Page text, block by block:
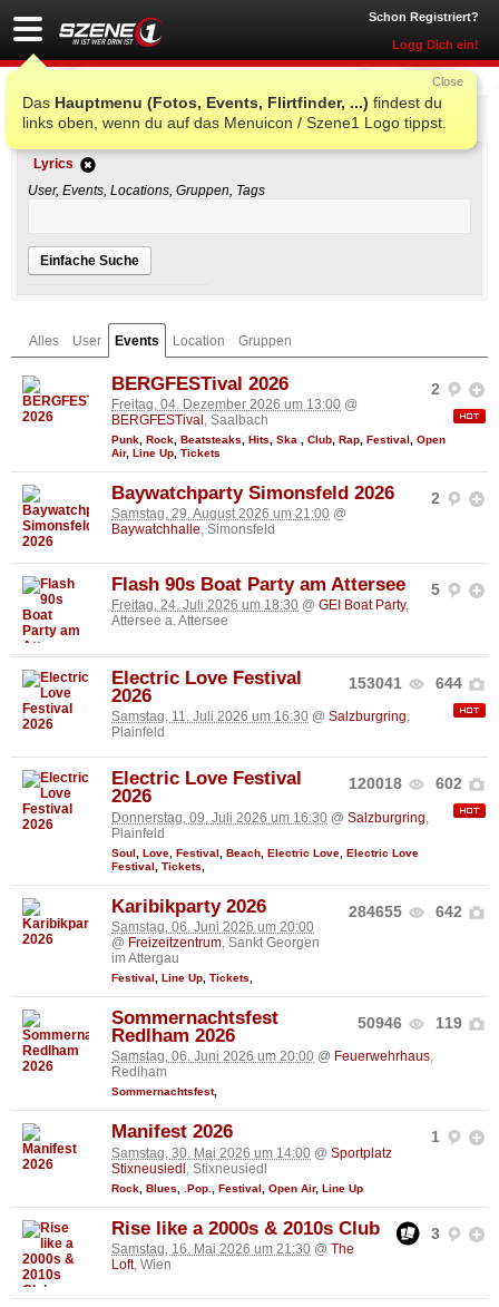
Schon Registriert?
Logg Dich ein!
Das Hauptmenu (Fotos, Events, Flirtfinder, ...) findest du
links oben, wenn du auf das Menuicon / Szene1 Logo tippst.
Close
Einfache Suche
Lyrics
User, Events, Locations, Gruppen, Tags
Einfache Suche
Alles User Events Location Gruppen
2
BERGFESTival 2026
Freitag, 04. Dezember 2026 um 13:00 @
BERGFESTival, Saalbach
Punk Rock Beatsteaks Hits Ska Club Rap Festival
Open
Air, Line Up Tickets
2
Baywatchparty Simonsfeld 2026
Samstag, 29. August 2026 um 21:00 @
Baywatchhalle, Simonsfeld
5
Flash 90s Boat Party am Attersee
Freitag, 24. Juli 2026 um 18:30 @ GEI Boat Party,
Attersee a. Attersee
153041 644
Electric Love Festival
2026
Samstag, 11. Juli 2026 um 16:30 @ Salzburgring,
Plainfeld
120018 602
Electric Love Festival
2026
Donnerstag, 09. Juli 2026 um 16:30 @ Salzburgring
Plainfeld
Soul Love Festival Beach Electric Love Electric Love
Festival
Tickets
284655 642
Karibikparty 2026
Samstag, 06. Juni 2026 um 20:00
@ Freizeitzentrum, Sankt Georgen
im Attergau
Festival Line Up Tickets
50946 119
Sommernachtsfest
Redlham 2026
Samstag, 06. Juni 2026 um 20:00 @ Feuerwehrhaus,
Redlham
Sommernachtsfest,
1
Manifest 2026
Samstag, 30. Mai 2026 um 14:00 @ Sportplatz
Stixneusiedl , Stixneusiedl
Rock Blues .Pop. Festival Open Air, Line Up
3
Rise like a 2000s & 2010s Club
Samstag, 16. Mai 2026 um 21:30 @ The
Loft, Wien